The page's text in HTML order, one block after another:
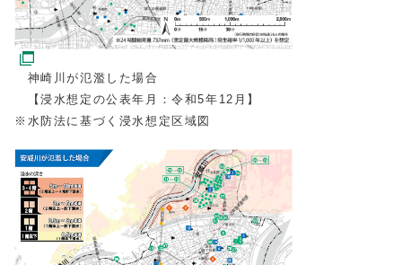
神崎川が氾濫した場合
【浸水想定の公表年月：令和5年12月】
※水防法に基づく浸水想定区域図